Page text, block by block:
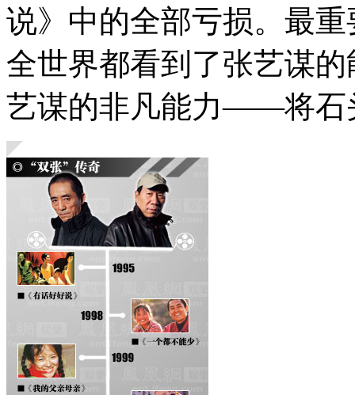
说》中的全部亏损。最
全世界都看到了张艺谋
艺谋的非凡能力——将石